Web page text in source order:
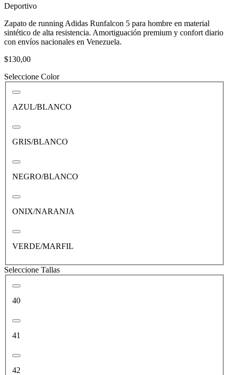
Deportivo
Zapato de running Adidas Runfalcon 5 para hombre en material
sintético de alta resistencia. Amortiguación premium y confort diario
con envíos nacionales en Venezuela.
$130,00
Seleccione Color
AZUL/BLANCO
GRIS/BLANCO
NEGRO/BLANCO
ONIX/NARANJA
VERDE/MARFIL
Seleccione Tallas
40
41
42